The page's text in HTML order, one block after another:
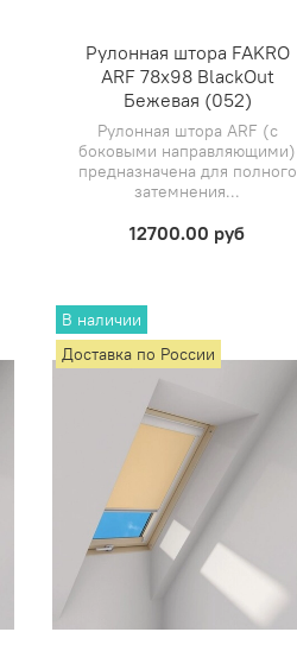
Рулонная штора FAKRO
ARF 78х98 BlackOut
Бежевая (052)
Рулонная штора ARF (с
боковыми направляющими)
предназначена для полного
затемнения...
12700.00 руб
В наличии
Доставка по России